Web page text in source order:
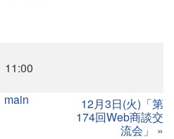
11:00
main
12月3日(火)「第
174回Web商談交
流会」
»